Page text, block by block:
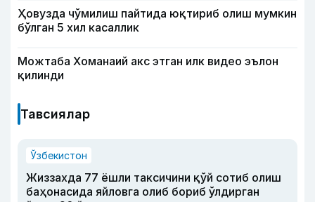
Ҳовузда чўмилиш пайтида юқтириб олиш мумкин
бўлган 5 хил касаллик
Можтаба Хоманаий акс этган илк видео эълон
қилинди
Тавсиялар
Ўзбекистон
Жиззахда 77 ёшли таксичини қўй сотиб олиш
баҳонасида яйловга олиб бориб ўлдирган